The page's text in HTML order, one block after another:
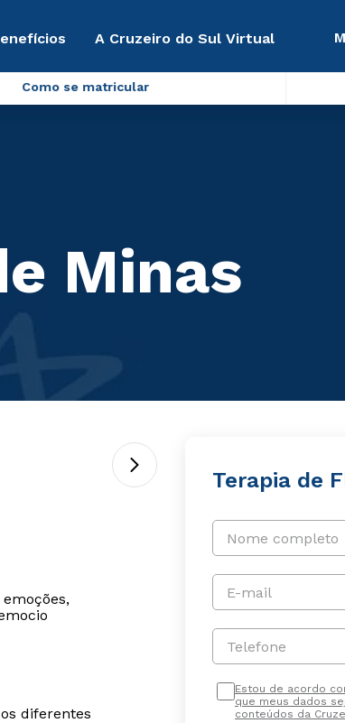
A Cruzeiro do Sul Virtual
Como se matricular
Minas
diferentes
Terapia de
Nome completo
E-mail
Telefone
Estou de acordo
que meus dados
conteúdos da